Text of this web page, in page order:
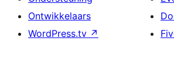
Ontwikkelaars
WordPress.tv ↗